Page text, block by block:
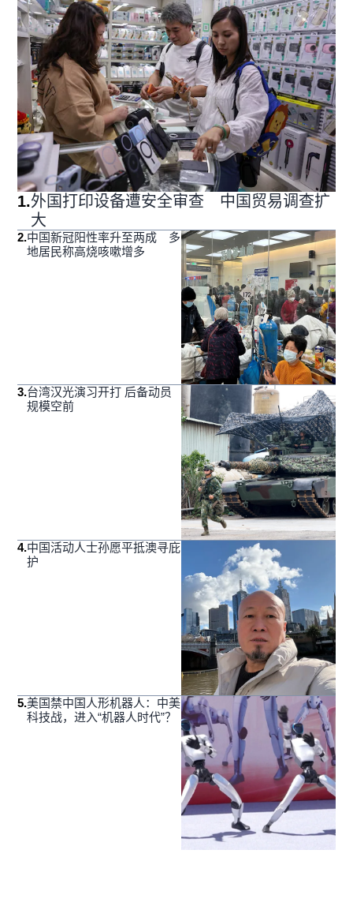
1.外国打印设备遭安全审查 中国贸易调查扩
大
2.中国新冠阳性率升至两成 多
地居民称高烧咳嗽增多
3.台湾汉光演习开打 后备动员
规模空前
4.中国活动人士孙愿平抵澳寻庇
护
5.美国禁中国人形机器人：中美
科技战，进入“机器人时代”？